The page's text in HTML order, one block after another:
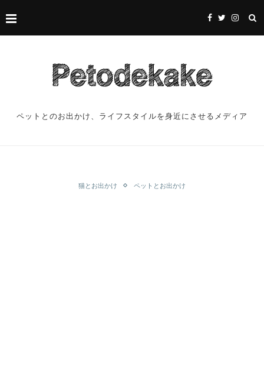
ペットとのお出かけ、ライフスタイルを身近にさせるメディア
猫とお出かけ ペットとお出かけ